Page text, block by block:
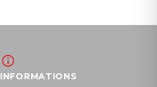
INFORMATIONS